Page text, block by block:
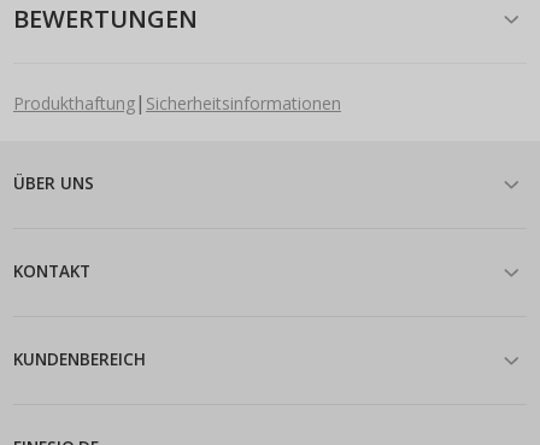
BEWERTUNGEN
Produkthaftung| Sicherheitsinformationen
ÜBER UNS
KONTAKT
KUNDENBEREICH